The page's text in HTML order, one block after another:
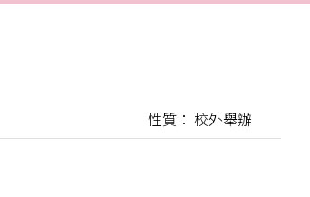
性質： 校外舉辦